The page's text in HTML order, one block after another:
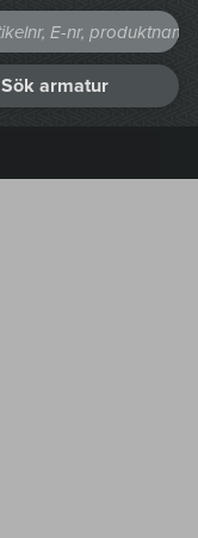
Sök armatur